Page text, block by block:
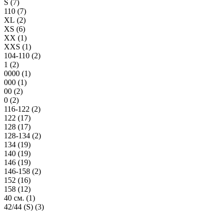
S (7)
110 (7)
XL (2)
XS (6)
XX (1)
XXS (1)
104-110 (2)
1 (2)
0000 (1)
000 (1)
00 (2)
0 (2)
116-122 (2)
122 (17)
128 (17)
128-134 (2)
134 (19)
140 (19)
146 (19)
146-158 (2)
152 (16)
158 (12)
40 см. (1)
42/44 (S) (3)